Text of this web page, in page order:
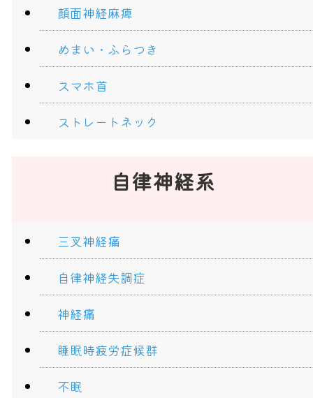
顔面神経麻痺
めまい・ふらつき
スマホ首
ストレートネック
自律神経系
三叉神経痛
自律神経失調症
神経痛
睡眠時疲労症候群
不眠